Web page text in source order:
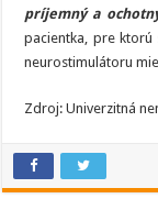
príjemný a
pacientka, pre
neurostimulátoru
Zdroj: Univerzitná